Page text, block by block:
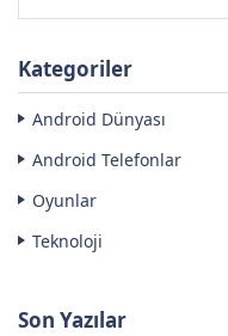
Kategoriler
Android Dünyası
Android Telefonlar
Oyunlar
Teknoloji
Son Yazılar